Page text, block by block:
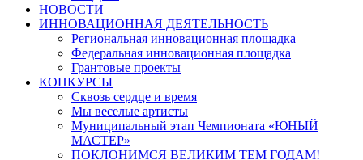
НОВОСТИ
ИННОВАЦИОННАЯ ДЕЯТЕЛЬНОСТЬ
Региональная инновационная площадка
Федеральная инновационная площадка
Грантовые проекты
КОНКУРСЫ
Сквозь сердце и время
Мы веселые артисты
Муниципальный этап Чемпионата «ЮНЫЙ
МАСТЕР»
ПОКЛОНИМСЯ ВЕЛИКИМ ТЕМ ГОДАМ!